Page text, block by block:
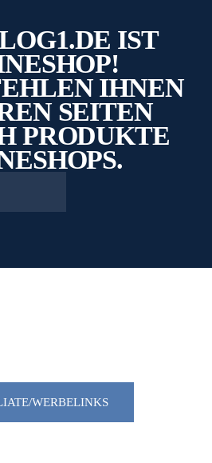
IST
IHNEN
SEITEN
PRODUKTE
WERBELINKS